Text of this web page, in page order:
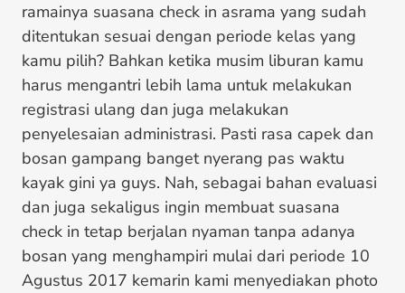
ramainya suasana check in asrama yang sudah
ditentukan sesuai dengan periode kelas yang
kamu pilih? Bahkan ketika musim liburan kamu
harus mengantri lebih lama untuk melakukan
registrasi ulang dan juga melakukan
penyelesaian administrasi. Pasti rasa capek dan
bosan gampang banget nyerang pas waktu
kayak gini ya guys. Nah, sebagai bahan evaluasi
dan juga sekaligus ingin membuat suasana
check in tetap berjalan nyaman tanpa adanya
bosan yang menghampiri mulai dari periode 10
Agustus 2017 kemarin kami menyediakan photo